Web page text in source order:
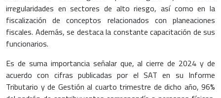
irregularidades en sectores de alto riesgo, así como en la
fiscalización de conceptos relacionados con planeaciones
fiscales. Además, se destaca la constante capacitación de sus
funcionarios.
Es de suma importancia señalar que, al cierre de 2024 y de
acuerdo con cifras publicadas por el SAT en su Informe
Tributario y de Gestión al cuarto trimestre de dicho año, 96%